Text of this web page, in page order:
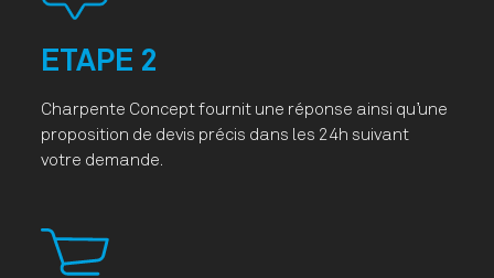
ETAPE 2
Charpente Concept fournit une réponse ainsi qu’une
proposition de devis précis dans les 24h suivant
votre demande.